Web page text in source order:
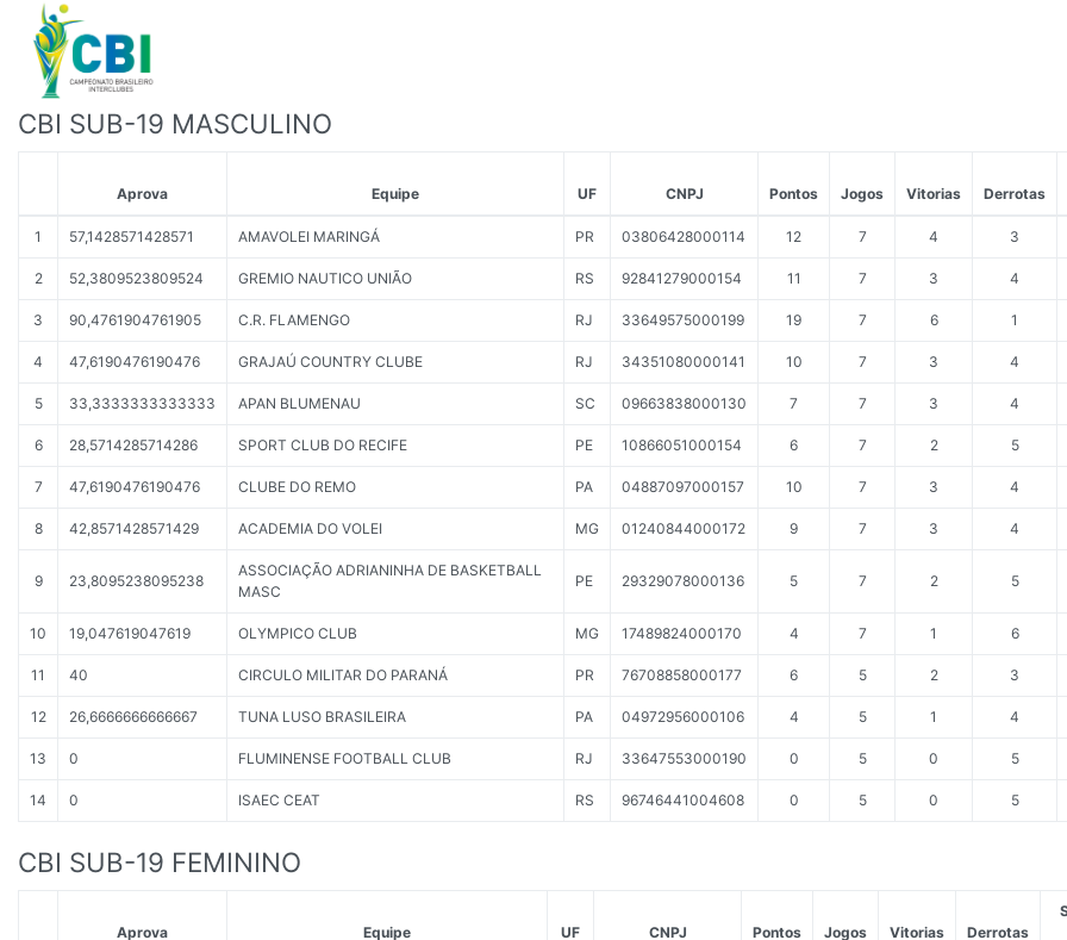
CBI SUB-19 MASCULINO
Aprova Equipe UF CNPJ Pontos Jogos Vitorias Derrotas
1 57,1428571428571 AMAVOLEI MARINGÁ PR 03806428000114 12 7 4 3
2 52,3809523809524 GREMIO NAUTICO UNIÃO RS 92841279000154 11 7 3 4
3 90,4761904761905 C.R. FLAMENGO RJ 33649575000199 19 7 6 1
4 47,6190476190476 GRAJAÚ COUNTRY CLUBE RJ 34351080000141 10 7 3 4
5 33,3333333333333 APAN BLUMENAU SC 09663838000130 7 7 3 4
6 28,5714285714286 SPORT CLUB DO RECIFE PE 10866051000154 6 7 2 5
7 47,6190476190476 CLUBE DO REMO PA 04887097000157 10 7 3 4
8 42,8571428571429 ACADEMIA DO VOLEI MG 01240844000172 9 7 3 4
9 23,8095238095238
ASSOCIAÇÃO ADRIANINHA DE BASKETBALL
MASC
PE 29329078000136 5 7 2 5
10 19,047619047619 OLYMPICO CLUB MG 17489824000170 4 7 1 6
11 40 CIRCULO MILITAR DO PARANÁ PR 76708858000177 6 5 2 3
12 26,6666666666667 TUNA LUSO BRASILEIRA PA 04972956000106 4 5 1 4
13 0 FLUMINENSE FOOTBALL CLUB RJ 33647553000190 0 5 0 5
14 0 ISAEC CEAT RS 96746441004608 0 5 0 5
CBI SUB-19 FEMININO
Aprova Equipe UF CNPJ Pontos Jogos Vitorias Derrotas